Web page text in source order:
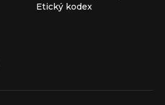
Etický kodex